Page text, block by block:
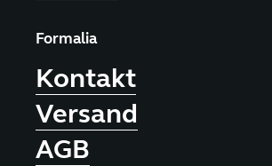
Formalia
Kontakt
Versand
AGB